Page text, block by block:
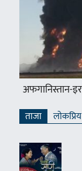
अफगानिस्तान-
ताजा लाेकप्रिय